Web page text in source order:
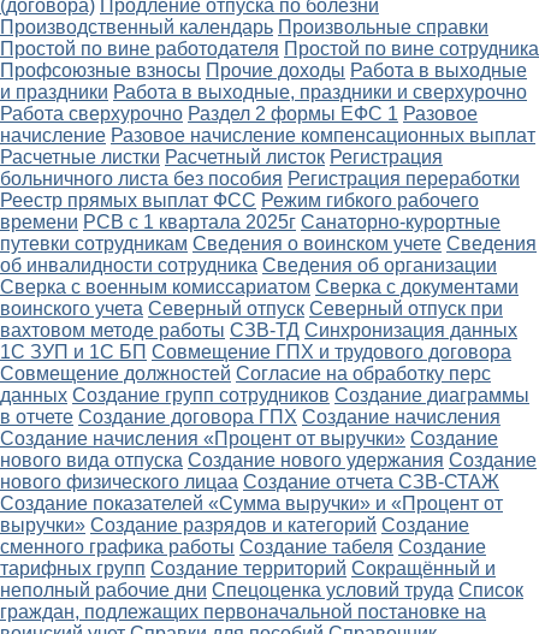
(договора) Продление отпуска по болезни
Производственный календарь Произвольные справки
Простой по вине работодателя Простой по вине сотрудника
Профсоюзные взносы Прочие доходы Работа в выходные
и праздники Работа в выходные, праздники и сверхурочно
Работа сверхурочно Раздел 2 формы ЕФС 1 Разовое
начисление Разовое начисление компенсационных выплат
Расчетные листки Расчетный листок Регистрация
больничного листа без пособия Регистрация переработки
Реестр прямых выплат ФСС Режим гибкого рабочего
времени РСВ с 1 квартала 2025г Санаторно-курортные
путевки сотрудникам Сведения о воинском учете Сведения
об инвалидности сотрудника Сведения об организации
Сверка с военным комиссариатом Сверка с документами
воинского учета Северный отпуск Северный отпуск при
вахтовом методе работы СЗВ-ТД Синхронизация данных
1С ЗУП и 1С БП Совмещение ГПХ и трудового договора
Совмещение должностей Согласие на обработку перс
данных Создание групп сотрудников Создание диаграммы
в отчете Создание договора ГПХ Создание начисления
Создание начисления «Процент от выручки» Создание
нового вида отпуска Создание нового удержания Создание
нового физического лицаа Создание отчета СЗВ-СТАЖ
Создание показателей «Сумма выручки» и «Процент от
выручки» Создание разрядов и категорий Создание
сменного графика работы Создание табеля Создание
тарифных групп Создание территорий Сокращённый и
неполный рабочие дни Спецоценка условий труда Список
граждан, подлежащих первоначальной постановке на